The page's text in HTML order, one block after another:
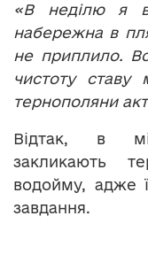
«В неділю я
набережна в
не приплило.
чистоту
тернополяни
Відтак, в
закликають
водойму, адже
завдання.